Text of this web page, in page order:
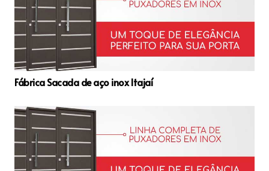
Fábrica Sacada de aço inox Itajaí